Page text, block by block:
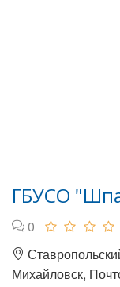
ГБУСО
0
Михайловск,